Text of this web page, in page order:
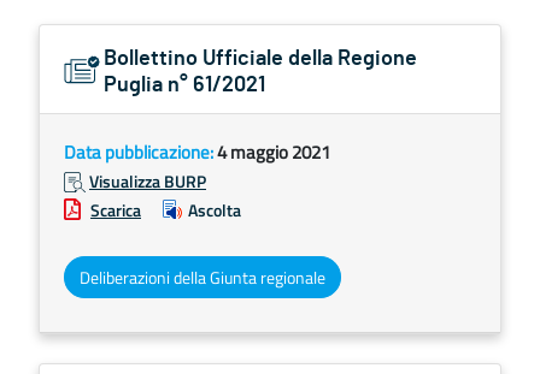
Bollettino Ufficiale della Regione
Puglia n° 61/2021
Data pubblicazione:4 maggio 2021
Visualizza BURP
Scarica
Ascolta
Deliberazioni della Giunta regionale